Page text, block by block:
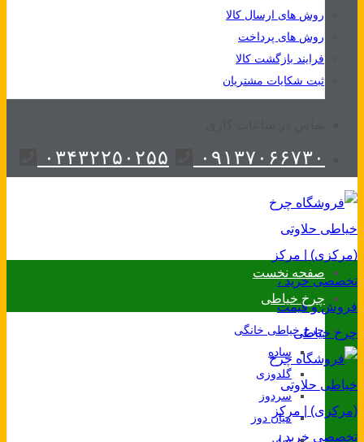
روش های ارسال کالا
روش های پرداخت
فرایند بازگشت کالا
ثبت شکایات مشتریان
۰۹۱۳۷۰۶۶۷۳۰ ۰۳۴۳۲۲۵۰۲۵۵
صفحه نخست
چرخ خیاطی
چرخ خیاطی خانگی
ساده
گلدوزی
سردوز
میان دوز